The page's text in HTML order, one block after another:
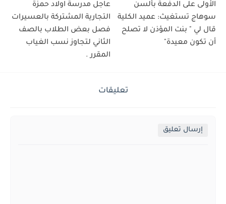
الأولى على الدفعة بألسن
سوهاج تستغيث: عميد الكلية
قال لي " بنت المؤذن لا تصلح
أن تكون معيدة"
عاجل مدرسة اولاد حمزة
التجارية المشتركة بالعسيرات
فصل بعض الطلاب بالصف
الثاني لتجاوز نسب الغياب
المقرر .
تعليقات
إرسال تعليق